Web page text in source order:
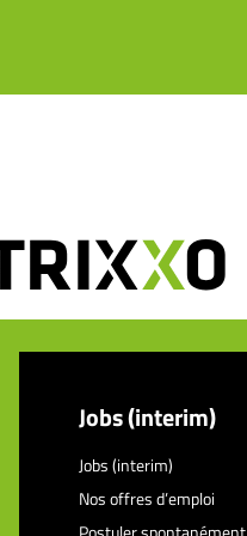
Jobs (interim)
Jobs (interim)
Nos offres d’emploi